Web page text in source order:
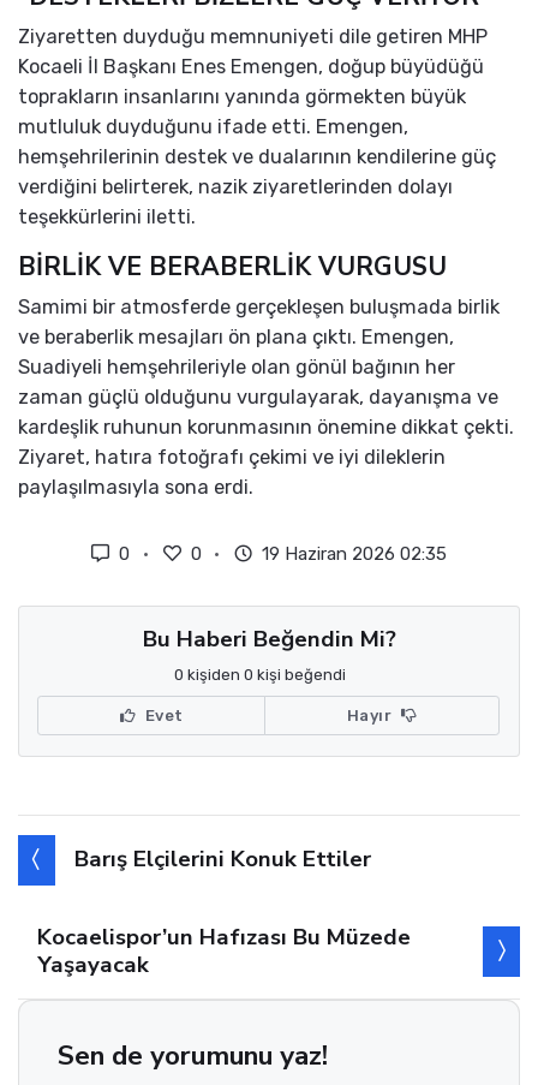
Ziyaretten duyduğu memnuniyeti dile getiren MHP
Kocaeli İl Başkanı Enes Emengen, doğup büyüdüğü
toprakların insanlarını yanında görmekten büyük
mutluluk duyduğunu ifade etti. Emengen,
hemşehrilerinin destek ve dualarının kendilerine güç
verdiğini belirterek, nazik ziyaretlerinden dolayı
teşekkürlerini iletti.
BİRLİK VE BERABERLİK VURGUSU
Samimi bir atmosferde gerçekleşen buluşmada birlik
ve beraberlik mesajları ön plana çıktı. Emengen,
Suadiyeli hemşehrileriyle olan gönül bağının her
zaman güçlü olduğunu vurgulayarak, dayanışma ve
kardeşlik ruhunun korunmasının önemine dikkat çekti.
Ziyaret, hatıra fotoğrafı çekimi ve iyi dileklerin
paylaşılmasıyla sona erdi.
0 0 19 Haziran 2026 02:35
Bu Haberi Beğendin Mi?
0 kişiden 0 kişi beğendi
Evet Hayır
Barış Elçilerini Konuk Ettiler
Kocaelispor’un Hafızası Bu Müzede
Yaşayacak
Sen de yorumunu yaz!